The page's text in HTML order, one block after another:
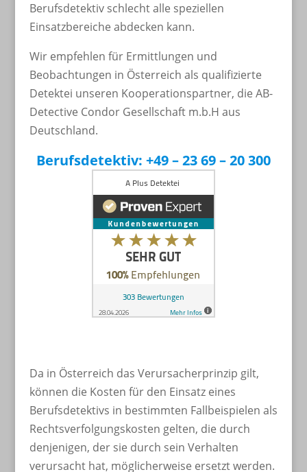
Berufsdetektiv schlecht alle speziellen
Einsatzbereiche abdecken kann.
Wir empfehlen für Ermittlungen und
Beobachtungen in Österreich als qualifizierte
Detektei unseren Kooperationspartner, die AB-
Detective Condor Gesellschaft m.b.H aus
Deutschland.
Berufsdetektiv: +49 – 23 69 – 20 300
Da in Österreich das Verursacherprinzip gilt,
können die Kosten für den Einsatz eines
Berufsdetektivs in bestimmten Fallbeispielen als
Rechtsverfolgungskosten gelten, die durch
denjenigen, der sie durch sein Verhalten
verursacht hat, möglicherweise ersetzt werden.